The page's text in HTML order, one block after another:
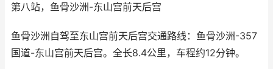
第八站，鱼骨沙洲-东山宫前天后宫
鱼骨沙洲自驾至东山宫前天后宫交通路线：鱼骨沙洲-357
国道-东山宫前天后宫。全长8.4公里，车程约12分钟。